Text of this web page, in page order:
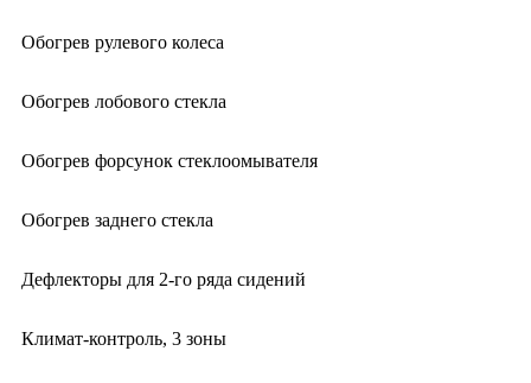
Обогрев рулевого колеса
Обогрев лобового стекла
Обогрев форсунок стеклоомывателя
Обогрев заднего стекла
Дефлекторы для 2-го ряда сидений
Климат-контроль, 3 зоны